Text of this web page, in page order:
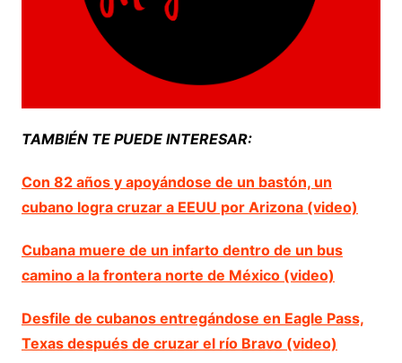
TAMBIÉN TE PUEDE INTERESAR:
Con 82 años y apoyándose de un bastón, un
cubano logra cruzar a EEUU por Arizona (video)
Cubana muere de un infarto dentro de un bus
camino a la frontera norte de México (video)
Desfile de cubanos entregándose en Eagle Pass,
Texas después de cruzar el río Bravo (video)